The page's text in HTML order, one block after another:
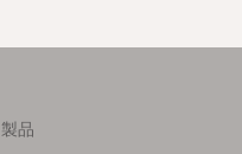
Footer
製品